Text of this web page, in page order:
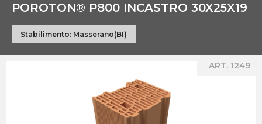
POROTON® P800 INCASTRO 30X25X19
Stabilimento: Masserano(BI)
ART. 1249